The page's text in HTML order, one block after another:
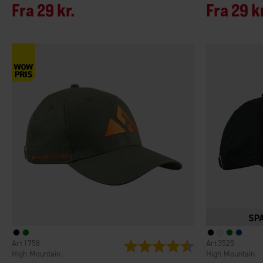
Fra29 kr. Fra29
High Mountain
1758 Vurdering: 4.4 ud af 5 stjerner
High Mountain
3525